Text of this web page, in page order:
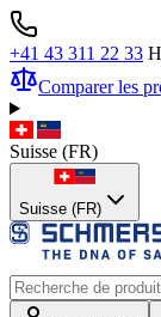
+41 43 311 22 33
Comparer les
Suisse (FR)
Suisse (FR)